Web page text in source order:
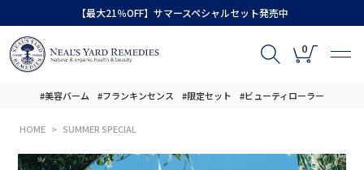
【最大21％OFF】サマースペシャルセット発売中
0
#美容バーム #フランキンセンス #限定セット #ビューティローラー
HOME SUMMER SPECIAL